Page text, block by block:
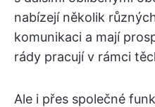
nabízejí několik
komunikaci a mají
rády pracují v rámci
Ale i přes společné